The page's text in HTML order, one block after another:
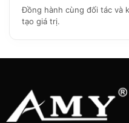
Đồng hành cùng đối tác và
tạo giá trị.